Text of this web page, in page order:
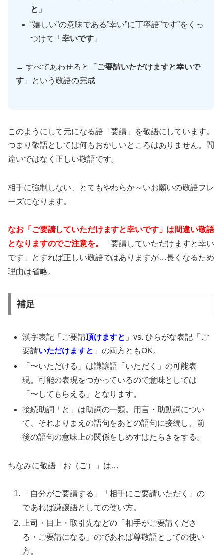
と 」
“嬉しい”の意味である”幸い”に丁寧語”です”をくっ
つけて「幸いです 」
→ すべてあわせると「 ご要請いただけますと幸いで
す 」という敬語の完成
このようにして元になる語「要請」を敬語にしています。
つまり敬語としては何もおかしいところはありません。間
違いではなく正しい敬語です。
相手に強制しない、とてもやわらか～いお願いの敬語フレ
ーズになります。
なお「ご要請していただけますと幸いです」は間違い敬語
となりますのでご注意を。
「要請していただけますと幸い
です」とすれば正しい敬語ではありますが…長くなるため
理由は省略。
補足
漢字表記「ご要請頂けますと 」vs. ひらがな表記「ご
要請いただけますと 」の両方ともOK。
「〜いただける」は謙譲語「いただく」の可能表
現。可能の表現をつかっているので意味としては
「〜してもらえる」となります。
接続助詞「と」は助詞の一類。用言・助動詞につい
て、それよりまえの語句をあとの語句に接続し、前
後の語句の意味上の関係をしめすはたらきをする。
ちなみに敬語「お（ご）」は…
「自分がご要請する」「相手にご要請いただく」の
であれば謙譲語としての使い方。
上司・目上・取引先などの「相手がご要請くださ
る・ご要請になる」のであれば尊敬語としての使い
方。